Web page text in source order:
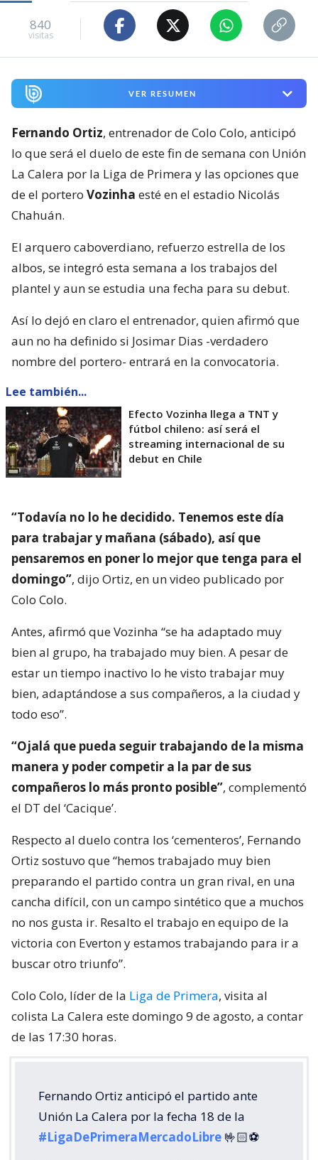
840
visitas
VER RESUMEN
Fernando Ortiz, entrenador de Colo Colo, anticipó
lo que será el duelo de este fin de semana con Unión
La Calera por la Liga de Primera y las opciones que
de el portero Vozinha esté en el estadio Nicolás
Chahuán.
El arquero caboverdiano, refuerzo estrella de los
albos, se integró esta semana a los trabajos del
plantel y aun se estudia una fecha para su debut.
Así lo dejó en claro el entrenador, quien afirmó que
aun no ha definido si Josimar Dias -verdadero
nombre del portero- entrará en la convocatoria.
Lee también...
Efecto Vozinha llega a TNT y
fútbol chileno: así será el
streaming internacional de su
debut en Chile
“Todavía no lo he decidido. Tenemos este día
para trabajar y mañana (sábado), así que
pensaremos en poner lo mejor que tenga para el
domingo”, dijo Ortiz, en un video publicado por
Colo Colo.
Antes, afirmó que Vozinha “se ha adaptado muy
bien al grupo, ha trabajado muy bien. A pesar de
estar un tiempo inactivo lo he visto trabajar muy
bien, adaptándose a sus compañeros, a la ciudad y
todo eso”.
“Ojalá que pueda seguir trabajando de la misma
manera y poder competir a la par de sus
compañeros lo más pronto posible”, complementó
el DT del ‘Cacique’.
Respecto al duelo contra los ‘cementeros’, Fernando
Ortiz sostuvo que “hemos trabajado muy bien
preparando el partido contra un gran rival, en una
cancha difícil, con un campo sintético que a muchos
no nos gusta ir. Resalto el trabajo en equipo de la
victoria con Everton y estamos trabajando para ir a
buscar otro triunfo”.
Colo Colo, líder de la Liga de Primera, visita al
colista La Calera este domingo 9 de agosto, a contar
de las 17:30 horas.
Fernando Ortiz anticipó el partido ante
Unión La Calera por la fecha 18 de la
#LigaDePrimeraMercadoLibre 🤟🏻⚽️